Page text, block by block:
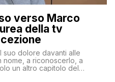
verso Marco
della tv
suo dolore davanti alle
a riconoscerlo, a
un altro capitolo del